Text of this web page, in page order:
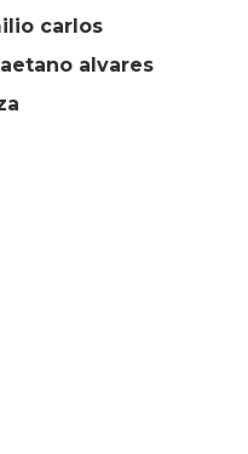
carlos
alvares